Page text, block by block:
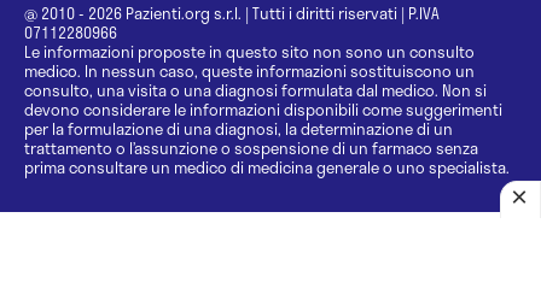
@ 2010 - 2026 Pazienti.org s.r.l. | Tutti i diritti riservati | P.IVA
07112280966
Le informazioni proposte in questo sito non sono un consulto
medico. In nessun caso, queste informazioni sostituiscono un
consulto, una visita o una diagnosi formulata dal medico. Non si
devono considerare le informazioni disponibili come suggerimenti
per la formulazione di una diagnosi, la determinazione di un
trattamento o l’assunzione o sospensione di un farmaco senza
prima consultare un medico di medicina generale o uno specialista.